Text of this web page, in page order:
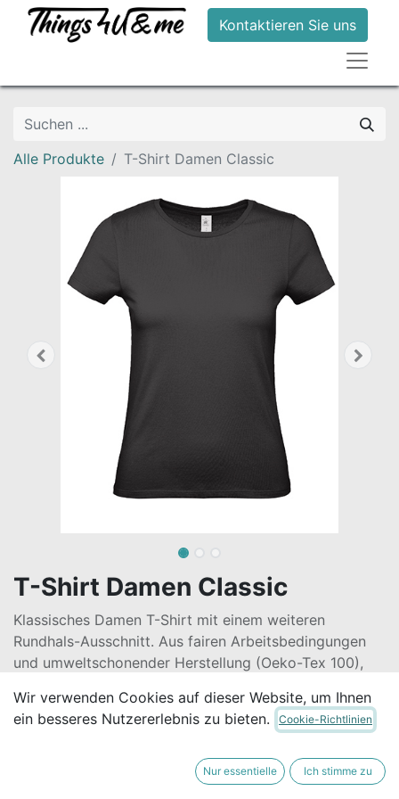
Kontaktieren Sie uns
Alle Produkte T-Shirt Damen Classic
T-Shirt Damen Classic
Klassisches Damen T-Shirt mit einem weiteren
Rundhals-Ausschnitt. Aus fairen Arbeitsbedingungen
und umweltschonender Herstellung (Oeko-Tex 100),
21,90€ Alle Preise inkl. MwSt.zzgl. Versandkosten
Wir verwenden Cookies auf dieser Website, um Ihnen
ein besseres Nutzererlebnis zu bieten.
Cookie-Richtlinien
Nur essentielle Ich stimme zu